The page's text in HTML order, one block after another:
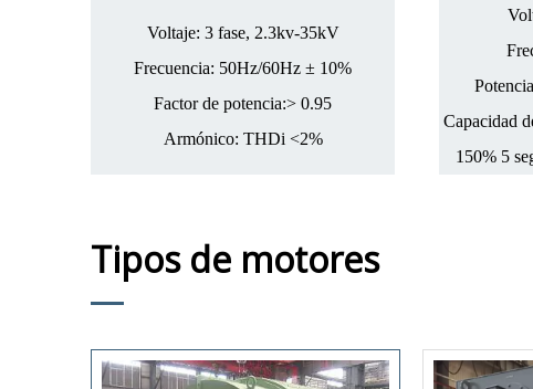
Voltaje: 3 fase, 2.3kv-35kV
Frecuencia: 50Hz/60Hz ± 10%
Factor de potencia:> 0.95
Armónico: THDi <2%
Capacidad
150% 5
Tipos de motores